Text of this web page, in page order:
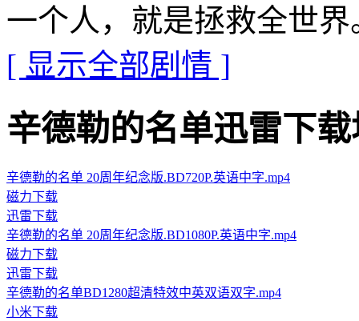
一个人，就是拯救全世界
[ 显示全部剧情 ]
辛德勒的名单迅雷下载
辛德勒的名单 20周年纪念版.BD720P.英语中字.mp4
磁力下载
迅雷下载
辛德勒的名单 20周年纪念版.BD1080P.英语中字.mp4
磁力下载
迅雷下载
辛德勒的名单BD1280超清特效中英双语双字.mp4
小米下载